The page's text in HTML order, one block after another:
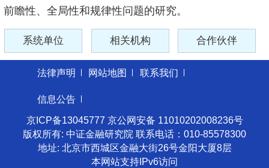
前瞻性、全局性和规律性问题的研究。
系统单位 相关机构 合作伙伴
法律声明 网站地图 联系我们
信息公告
京ICP备13045777 京公网安备 11010202008236号
版权所有: 中证金融研究院 联系电话：010-85578300
地址: 北京市西城区金融大街26号金阳大厦8层
本网站支持IPv6访问